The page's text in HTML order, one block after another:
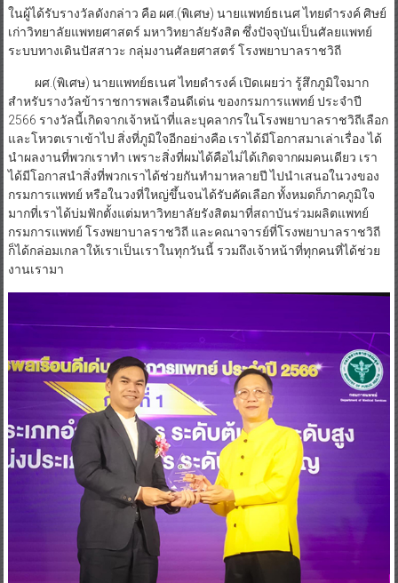
ในผู้ได้รับรางวัลดังกล่าว คือ ผศ.(พิเศษ) นายแพทย์ธเนศ ไทยดำรงค์ ศิษย์
เก่าวิทยาลัยแพทยศาสตร์ มหาวิทยาลัยรังสิต ซึ่งปัจจุบันเป็นศัลยแพทย์
ระบบทางเดินปัสสาวะ กลุ่มงานศัลยศาสตร์ โรงพยาบาลราชวิถี
ผศ.(พิเศษ) นายแพทย์ธเนศ ไทยดำรงค์ เปิดเผยว่า รู้สึกภูมิใจมาก
สำหรับรางวัลข้าราชการพลเรือนดีเด่น ของกรมการแพทย์ ประจำปี
2566 รางวัลนี้เกิดจากเจ้าหน้าที่และบุคลากรในโรงพยาบาลราชวิถีเลือก
และโหวตเราเข้าไป สิ่งที่ภูมิใจอีกอย่างคือ เราได้มีโอกาสมาเล่าเรื่อง ได้
นำผลงานที่พวกเราทำ เพราะสิ่งที่ผมได้คือไม่ได้เกิดจากผมคนเดียว เรา
ได้มีโอกาสนำสิ่งที่พวกเราได้ช่วยกันทำมาหลายปี ไปนำเสนอในวงของ
กรมการแพทย์ หรือในวงที่ใหญ่ขึ้นจนได้รับคัดเลือก ทั้งหมดก็ภาคภูมิใจ
มากที่เราได้บ่มฟักตั้งแต่มหาวิทยาลัยรังสิตมาที่สถาบันร่วมผลิตแพทย์
กรมการแพทย์ โรงพยาบาลราชวิถี และคณาจารย์ที่โรงพยาบาลราชวิถี
ก็ได้กล่อมเกลาให้เราเป็นเราในทุกวันนี้ รวมถึงเจ้าหน้าที่ทุกคนที่ได้ช่วย
งานเรามา